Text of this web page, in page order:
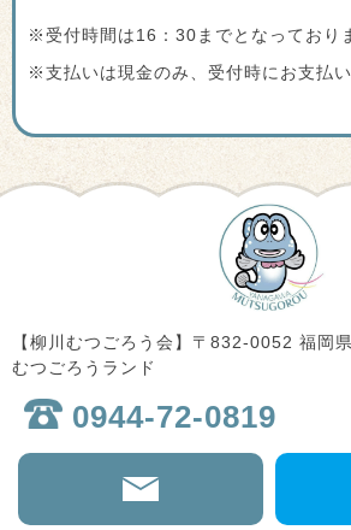
※受付時間は16：30までとなっており
※支払いは現金のみ、受付時にお支払い
【柳川むつごろう会】〒832-0052 福岡
むつごろうランド
0944-72-0819